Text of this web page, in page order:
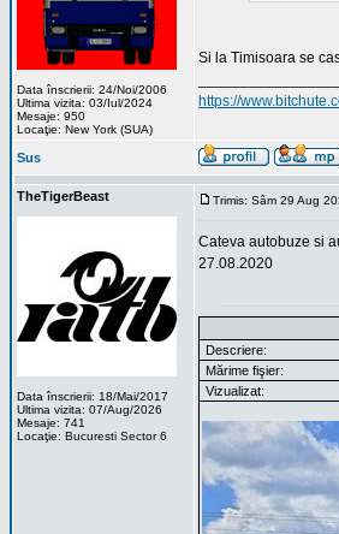
Data înscrierii: 24/Noi/2006
Ultima vizita: 03/Iul/2024
Mesaje: 950
Locaţie: New York (SUA)
Si la Timisoara se
https://
Sus
TheTigerBeast
Data înscrierii: 18/Mai/2017
Ultima vizita: 07/Aug/2026
Mesaje: 741
Locaţie: Bucuresti Sector 6
Trimis: Sâm 29 Aug
Cateva autobuze si
27.08.2020
Descriere:
Mărime fişier:
Vizualizat: